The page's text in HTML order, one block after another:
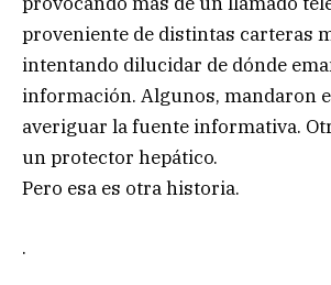
proveniente de distintas carteras
intentando dilucidar de dónde
información. Algunos, mandaron
averiguar la fuente informativa.
un protector hepático.
Pero esa es otra historia.
.